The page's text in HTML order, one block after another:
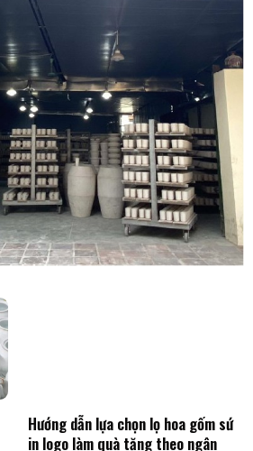
Hướng dẫn lựa chọn lọ hoa gốm sứ
in logo làm quà tặng theo ngân